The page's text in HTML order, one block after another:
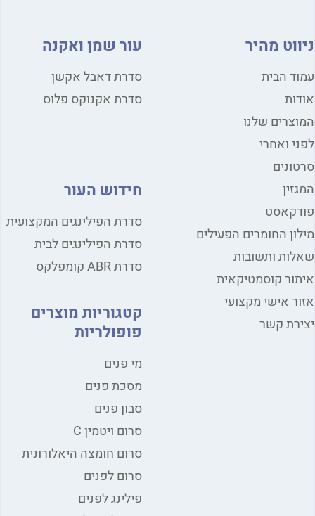
ניווט מהיר
עמוד הבית
אודות
המוצרים שלנו
לפני ואחרי
סרטונים
המגזין
פודקאסט
מילון החומרים הפעילים
שאלות ותשובות
איתור קוסמטיקאית
אזור אישי מקצועי
יצירת קשר
עור שמן ואקנה
סדרת דאבל אקשן
סדרת אקנוקס פלוס
חידוש העור
סדרת הפילינגים המקצועית
סדרת הפילינגים לבית
סדרת ABR קומפלקס
קטגוריות מוצרים
פופולריות
מי פנים
מסכת פנים
סבון פנים
סרום ויטמין C
סרום חומצה היאלורונית
סרום לפנים
פילינג לפנים